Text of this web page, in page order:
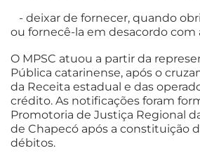
- deixar de fornecer, quando
ou fornecê-la em desacordo com
O MPSC atuou a partir da
Pública catarinense, após o
da Receita estadual e das
crédito. As notificações foram
Promotoria de Justiça Regional
de Chapecó após a constituição
débitos.